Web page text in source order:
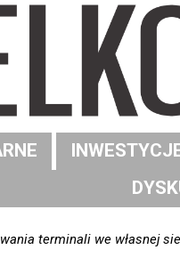
terminali we własnej